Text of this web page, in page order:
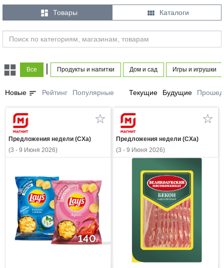
 Товары  Каталоги
Все Продукты и напитки Дом и сад Игры и игрушки
Новые sort Рейтинг Популярные Текущие Будущие
Предложения недели (СХа)
(3 - 9 Июня 2026)
Предложения недели (СХа)
(3 - 9 Июня 2026)